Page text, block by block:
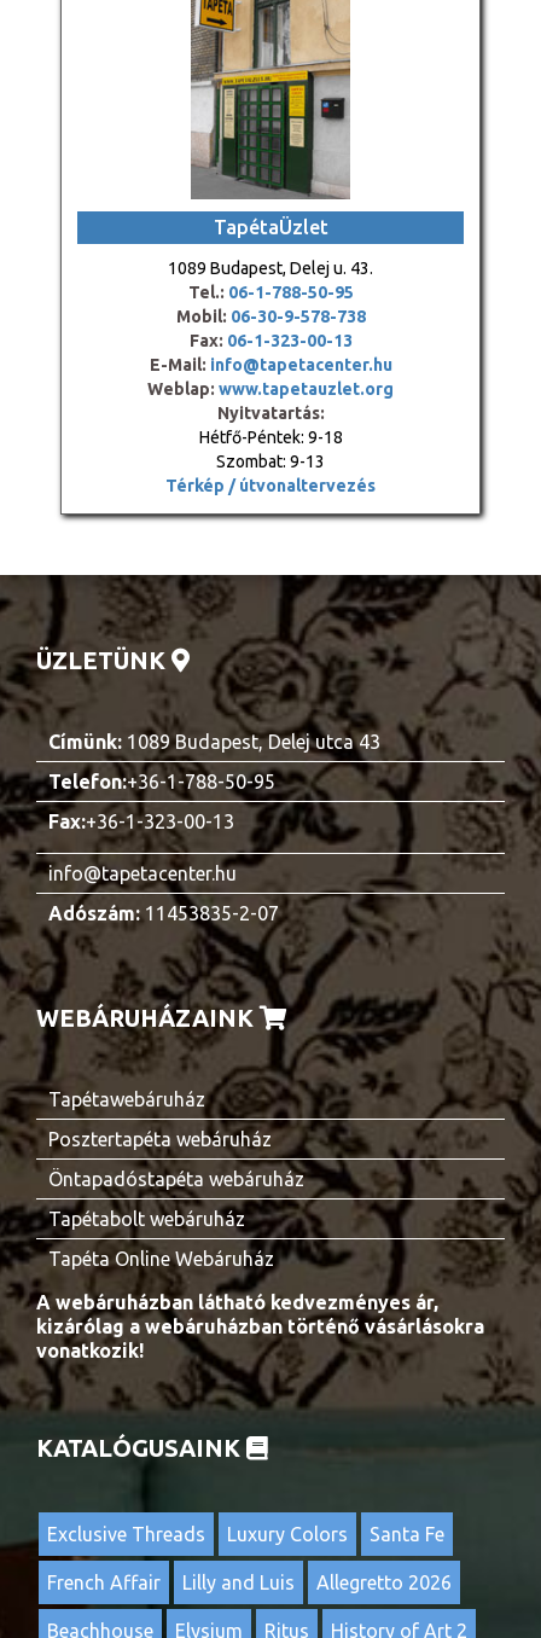
TapétaÜzlet
1089 Budapest, Delej u. 43.
Tel.: 06-1-788-50-95
Mobil: 06-30-9-578-738
Fax: 06-1-323-00-13
E-Mail: info@tapetacenter.hu
Weblap: www.tapetauzlet.org
Nyitvatartás:
Hétfő-Péntek: 9-18
Szombat: 9-13
Térkép / útvonaltervezés
ÜZLETÜNK
Címünk: 1089 Budapest, Delej utca 43
Telefon:+36-1-788-50-95
Fax:+36-1-323-00-13
info@tapetacenter.hu
Adószám:11453835-2-07
WEBÁRUHÁZAINK
Tapétawebáruház
Posztertapéta webáruház
Öntapadóstapéta webáruház
Tapétabolt webáruház
Tapéta Online Webáruház
A webáruházban látható kedvezményes ár,
kizárólag a webáruházban történő vásárlásokra
vonatkozik!
KATALÓGUSAINK
Exclusive Threads Luxury Colors Santa Fe
French Affair Lilly and Luis Allegretto 2026
Beachhouse Elysium Ritus History of Art 2